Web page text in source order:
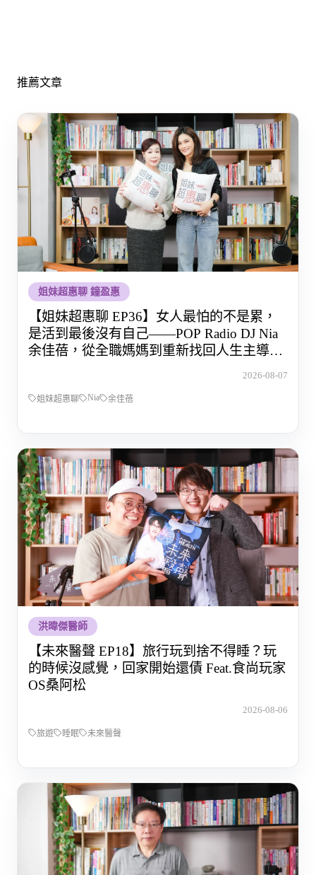
推薦文章
姐妹超惠聊 鐘盈惠
【姐妹超惠聊 EP36】女人最怕的不是累，
是活到最後沒有自己——POP Radio DJ Nia
余佳蓓，從全職媽媽到重新找回人生主導權
2026-08-07
姐妹超惠聊 Nia 余佳蓓
洪暐傑醫師
【未來醫聲 EP18】旅行玩到捨不得睡？玩
的時候沒感覺，回家開始還債 Feat.食尚玩家
OS桑阿松
2026-08-06
旅遊 睡眠 未來醫聲